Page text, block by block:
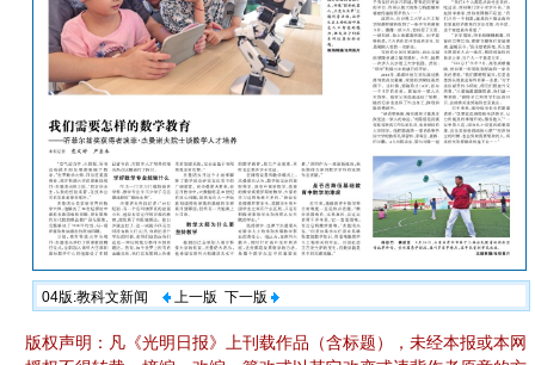
04版:教科文新闻 上一版 下一版
版权声明：凡《光明日报》上刊载作品（含标题），未经本报或本网